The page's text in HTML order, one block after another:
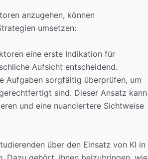
anzugehen, können
umsetzen:
eine erste Indikation für
Aufsicht entscheidend.
Aufgaben sorgfältig überprüfen, um
sind. Dieser Ansatz kann
und eine nuanciertere Sichtweise
über den Einsatz von KI in